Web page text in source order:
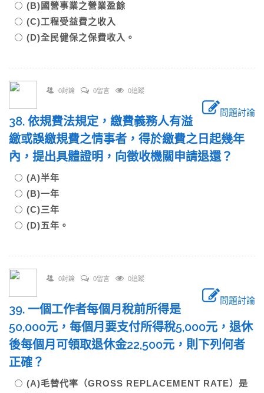
(B)國營事業之營業盈餘
(C)工程受益費之收入
(D)全民健保之保費收入。
0討論 0留言 0追蹤
問題討論
38. 依規費法規定，繳費義務人有溢
繳或誤繳規費之情事者，得於繳費之日起幾年
內，提出具體證明，向徵收機關申請退還？
(A)半年
(B)一年
(C)三年
(D)五年。
0討論 0留言 0追蹤
問題討論
39. 一個工作者每個月稅前所得是
50,000元，每個月要支付所得稅5,000元，退休
後每個月可領取退休金22,500元，則下列何者
正確？
(A)毛替代率（GROSS REPLACEMENT RATE）是